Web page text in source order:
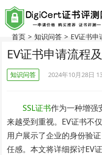
首页 > 知识问答 > EV证书
EV证书申请流程
知识问答 2024年10月28日
SSL证书作为一种增强
来越受到重视。EV证书不
用户展示了企业的身份验
任感。本文将详细探讨EV